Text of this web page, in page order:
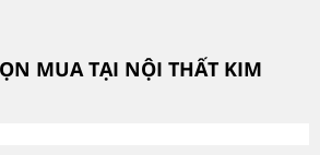
MUA TẠI NỘI THẤT KIM